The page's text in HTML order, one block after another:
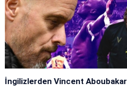
İngilizlerden Vincent Aboubakar